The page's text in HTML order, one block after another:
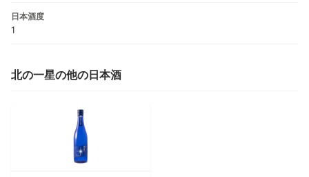
日本酒度
1
北の一星の他の日本酒